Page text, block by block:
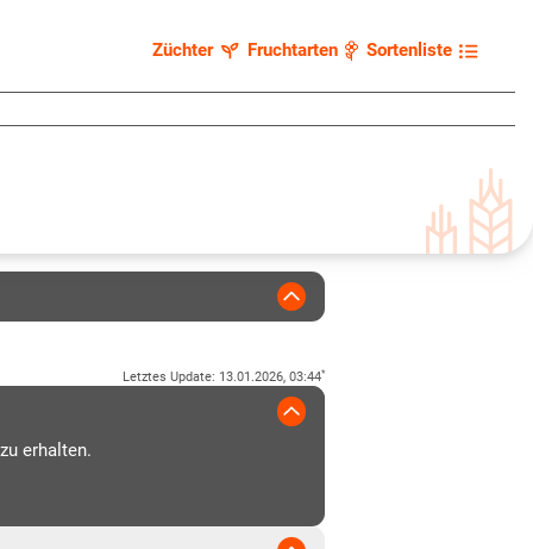
Züchter Fruchtarten Sortenliste
Letztes Update: 13.01.2026, 03:44*
erhalten.